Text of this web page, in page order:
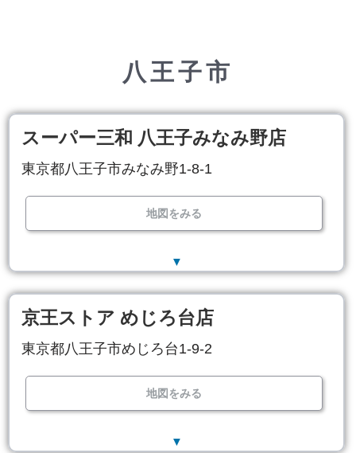
八王子市
スーパー三和 八王子みなみ野店
東京都八王子市みなみ野1-8-1
地図をみる
▼
京王ストア めじろ台店
東京都八王子市めじろ台1-9-2
地図をみる
▼